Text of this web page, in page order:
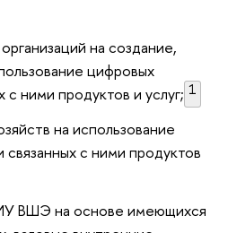
на создание,
цифровых
с ними продуктов и услуг; 1
на использование
с ними продуктов
ВШЭ на основе имеющихся